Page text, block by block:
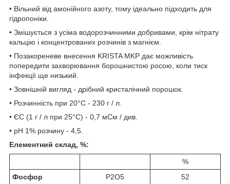
• Вільний від амонійного азоту, тому ідеально підходить для
гідропоніки.
• Змішується з усіма водорозчинними добривами, крім нітрату
кальцію і концентрованих розчинів з магнієм.
• Позакореневе внесення KRISTA MKP дає можливість
попередити захворювання борошнистою росою, коли тиск
інфекції ще низький.
• Зовнішній вигляд - дрібний кристалічний порошок.
• Розчинність при 20°С - 230 г / л.
• ЄС (1 г / л при 25°С) - 0,7 мСм / див.
• рН 1% розчину - 4,5.
Елементний склад, %:
%
Фосфор
P2O5
52